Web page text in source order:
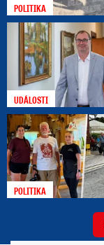
POLITIKA
UDÁLOSTI
POLITIKA